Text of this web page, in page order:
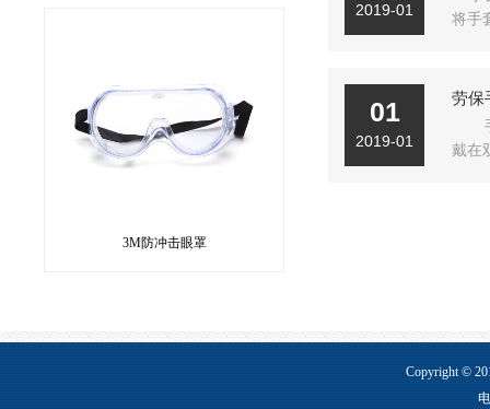
3M防冲击眼罩
2019-01
将手
01
2019-01
劳保
戴在
Copyright ©